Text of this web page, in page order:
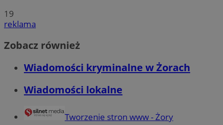
19
reklama
Zobacz również
Wiadomości kryminalne w Żorach
Wiadomości lokalne
Tworzenie stron www - Żory